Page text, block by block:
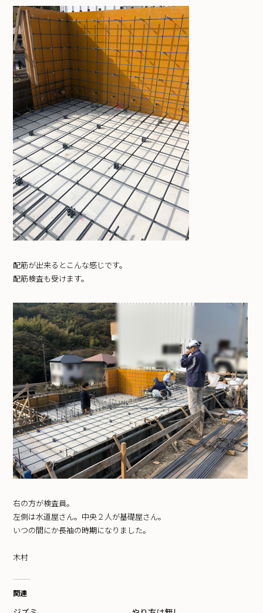
配筋が出来るとこんな感じです。
配筋検査も受けます。
右の方が検査員。
左側は水道屋さん。中央２人が基礎屋さん。
いつの間にか長袖の時期になりました。
木村
関連